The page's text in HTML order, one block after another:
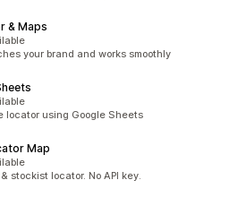
& Maps
your brand and works smoothly
locator using Google Sheets
Map
stockist locator. No API key.